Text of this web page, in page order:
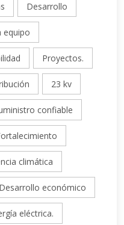
Desarrollo
equipo
Proyectos.
23 kv
confiable
climática
Desarrollo económico
eléctrica.